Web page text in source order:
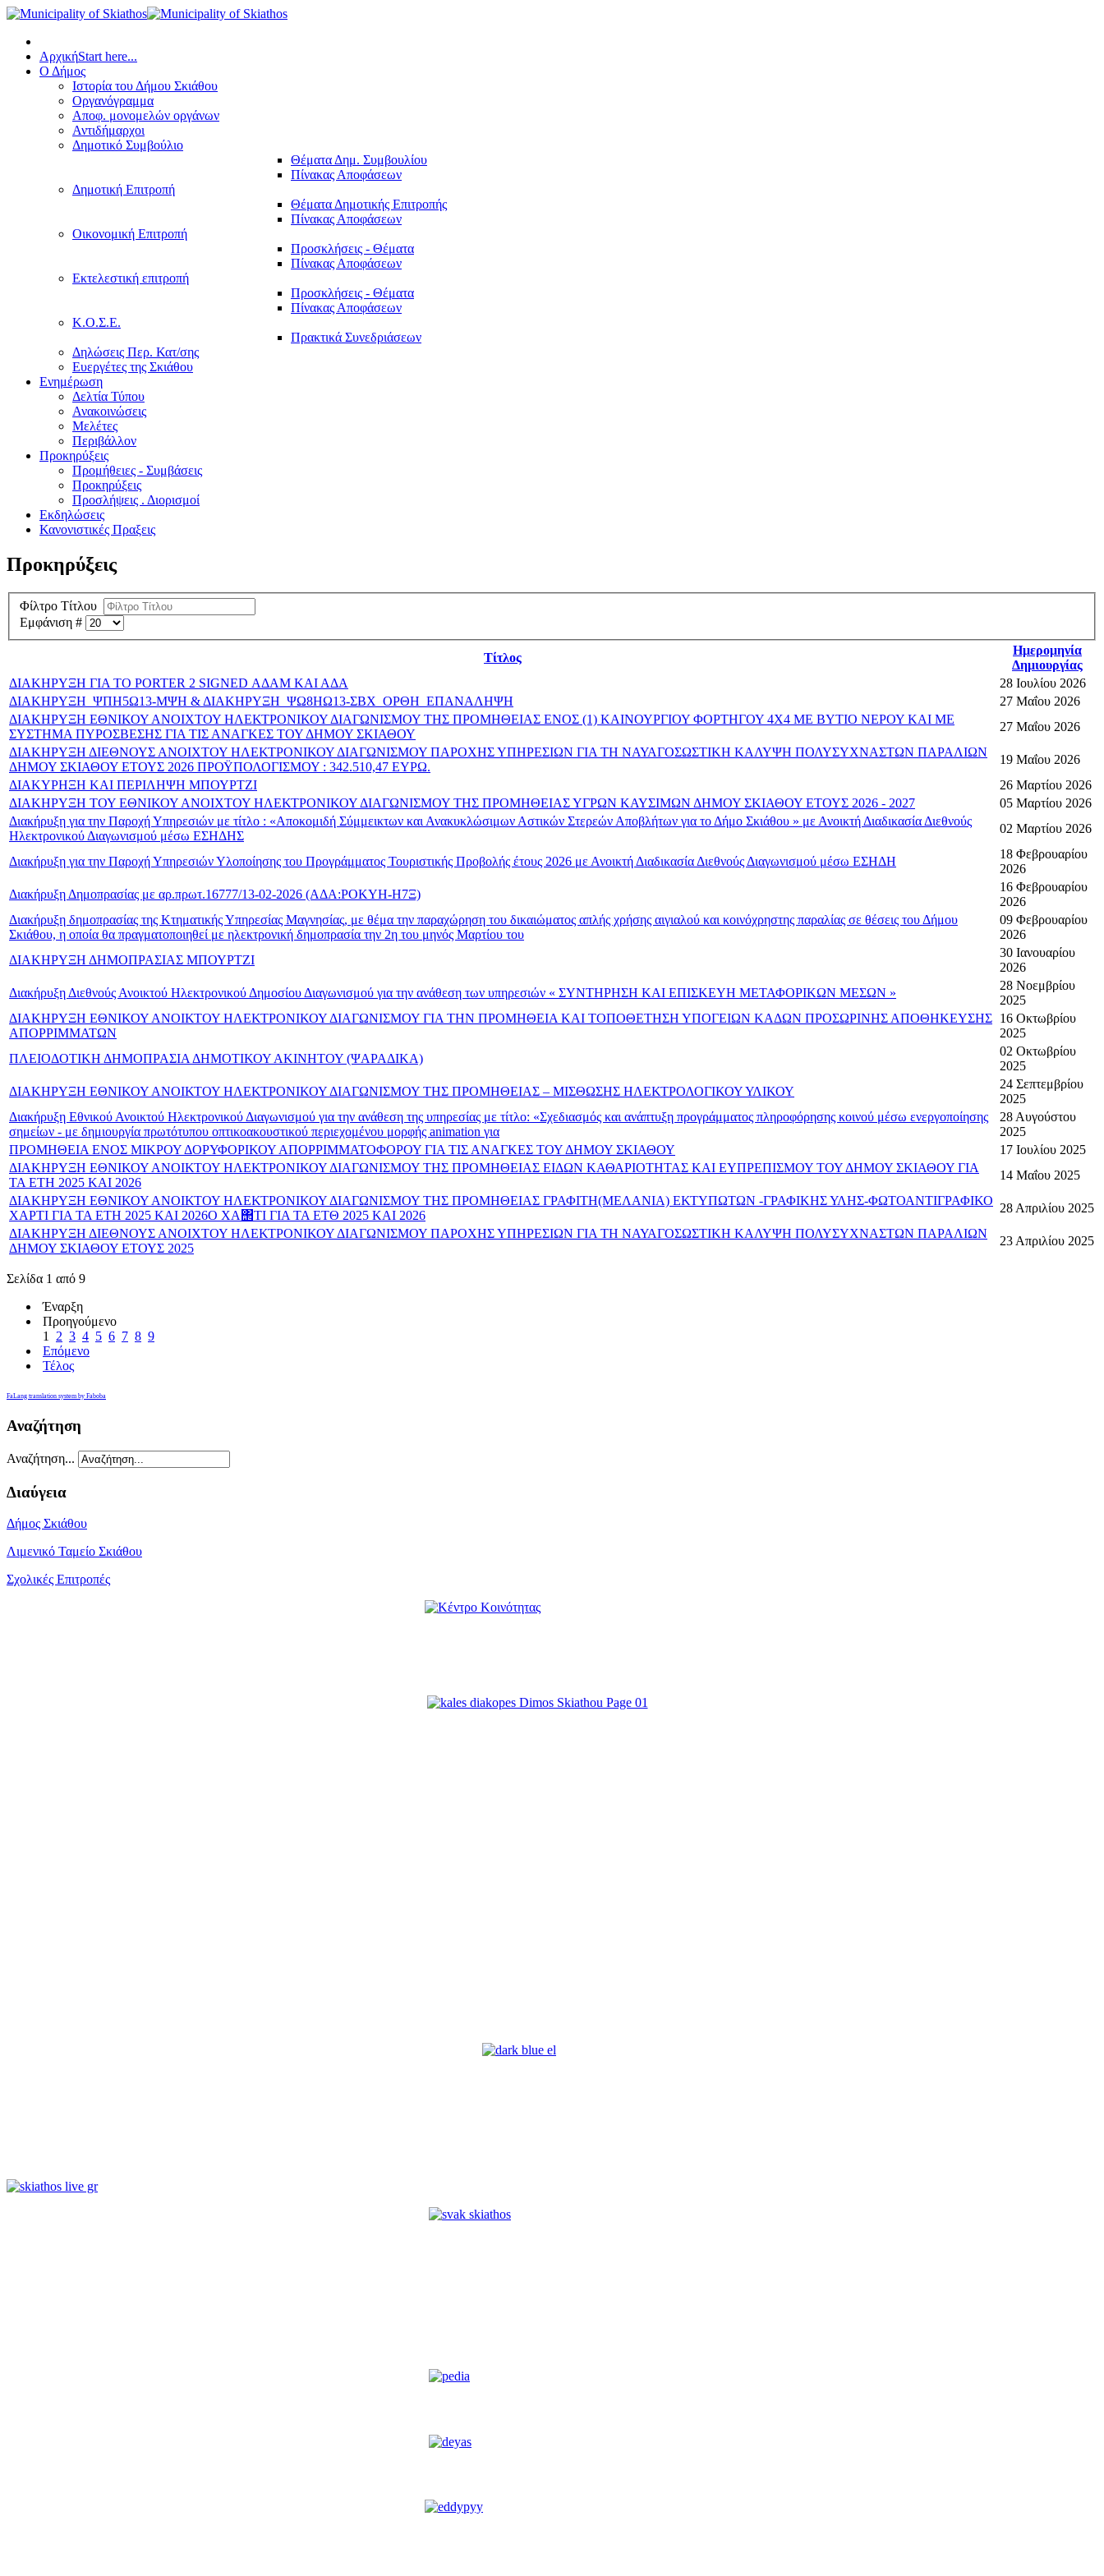
ΑρχικήStart here...
Ο Δήμος
Ιστορία του Δήμου Σκιάθου
Οργανόγραμμα
Αποφ. μονομελών οργάνων
Αντιδήμαρχοι
Δημοτικό Συμβούλιο
Θέματα Δημ. Συμβουλίου
Πίνακας Αποφάσεων
Δημοτική Επιτροπή
Θέματα Δημοτικής Επιτροπής
Πίνακας Αποφάσεων
Οικονομική Επιτροπή
Προσκλήσεις - Θέματα
Πίνακας Αποφάσεων
Εκτελεστική επιτροπή
Προσκλήσεις - Θέματα
Πίνακας Αποφάσεων
Κ.Ο.Σ.Ε.
Πρακτικά Συνεδριάσεων
Δηλώσεις Περ. Κατ/σης
Ευεργέτες της Σκιάθου
Ενημέρωση
Δελτία Τύπου
Ανακοινώσεις
Μελέτες
Περιβάλλον
Προκηρύξεις
Προμήθειες - Συμβάσεις
Προκηρύξεις
Προσλήψεις . Διορισμοί
Εκδηλώσεις
Κανονιστικές Πραξεις
Προκηρύξεις
Φίλτρο Τίτλου
Εμφάνιση #
Τίτλος
Ημερομηνία
Δημιουργίας
ΔΙΑΚΗΡΥΞΗ ΓΙΑ ΤΟ PORTER 2 SIGNED ΑΔΑΜ ΚΑΙ ΑΔΑ
28 Ιουλίου 2026
ΔΙΑΚΗΡΥΞΗ_ΨΠΗ5Ω13-ΜΨΗ & ΔΙΑΚΗΡΥΞΗ_ΨΩ8ΗΩ13-ΣΒΧ_ΟΡΘΗ_ΕΠΑΝΑΛΗΨΗ
27 Μαΐου 2026
ΔΙΑΚΗΡΥΞΗ ΕΘΝΙΚΟΥ ΑΝΟΙΧΤΟΥ ΗΛΕΚΤΡΟΝΙΚΟΥ ΔΙΑΓΩΝΙΣΜΟΥ ΤΗΣ ΠΡΟΜΗΘΕΙΑΣ ΕΝΟΣ (1) ΚΑΙΝΟΥΡΓΙΟΥ ΦΟΡΤΗΓΟΥ 4Χ4 ΜΕ ΒΥΤΙΟ ΝΕΡΟΥ ΚΑΙ ΜΕ
ΣΥΣΤΗΜΑ ΠΥΡΟΣΒΕΣΗΣ ΓΙΑ ΤΙΣ ΑΝΑΓΚΕΣ ΤΟΥ ΔΗΜΟΥ ΣΚΙΑΘΟΥ
27 Μαΐου 2026
ΔΙΑΚΗΡΥΞΗ ΔΙΕΘΝΟΥΣ ΑΝΟΙΧΤΟΥ ΗΛΕΚΤΡΟΝΙΚΟΥ ΔΙΑΓΩΝΙΣΜΟΥ ΠΑΡΟΧΗΣ ΥΠΗΡΕΣΙΩΝ ΓΙΑ ΤΗ ΝΑΥΑΓΟΣΩΣΤΙΚΗ ΚΑΛΥΨΗ ΠΟΛΥΣΥΧΝΑΣΤΩΝ ΠΑΡΑΛΙΩΝ
ΔΗΜΟΥ ΣΚΙΑΘΟΥ ΕΤΟΥΣ 2026 ΠΡΟΫΠΟΛΟΓΙΣΜΟΥ : 342.510,47 ΕΥΡΩ.
19 Μαΐου 2026
ΔΙΑΚΥΡΗΞΗ ΚΑΙ ΠΕΡΙΛΗΨΗ ΜΠΟΥΡΤΖΙ
26 Μαρτίου 2026
ΔΙΑΚΗΡΥΞΗ ΤΟΥ ΕΘΝΙΚΟΥ ΑΝΟΙΧΤΟΥ ΗΛΕΚΤΡΟΝΙΚΟΥ ΔΙΑΓΩΝΙΣΜΟΥ ΤΗΣ ΠΡΟΜΗΘΕΙΑΣ ΥΓΡΩΝ ΚΑΥΣΙΜΩΝ ΔΗΜΟΥ ΣΚΙΑΘΟΥ ΕΤΟΥΣ 2026 - 2027
05 Μαρτίου 2026
Διακήρυξη για την Παροχή Υπηρεσιών με τίτλο : «Αποκομιδή Σύμμεικτων και Ανακυκλώσιμων Αστικών Στερεών Αποβλήτων για το Δήμο Σκιάθου » με Ανοικτή Διαδικασία Διεθνούς
Ηλεκτρονικού Διαγωνισμού μέσω ΕΣΗΔΗΣ
02 Μαρτίου 2026
Διακήρυξη για την Παροχή Υπηρεσιών Υλοποίησης του Προγράμματος Τουριστικής Προβολής έτους 2026 με Ανοικτή Διαδικασία Διεθνούς Διαγωνισμού μέσω ΕΣΗΔΗ
18 Φεβρουαρίου
2026
Διακήρυξη Δημοπρασίας με αρ.πρωτ.16777/13-02-2026 (ΑΔΑ:ΡΟΚΥΗ-Η7Ξ)
16 Φεβρουαρίου
2026
Διακήρυξη δημοπρασίας της Κτηματικής Υπηρεσίας Μαγνησίας, με θέμα την παραχώρηση του δικαιώματος απλής χρήσης αιγιαλού και κοινόχρηστης παραλίας σε θέσεις του Δήμου
Σκιάθου, η οποία θα πραγματοπoιηθεί με ηλεκτρονική δημοπρασία την 2η του μηνός Μαρτίου του
09 Φεβρουαρίου
2026
ΔΙΑΚΗΡΥΞΗ ΔΗΜΟΠΡΑΣΙΑΣ ΜΠΟΥΡΤΖΙ
30 Ιανουαρίου
2026
Διακήρυξη Διεθνούς Ανοικτού Ηλεκτρονικού Δημοσίου Διαγωνισμού για την ανάθεση των υπηρεσιών « ΣΥΝΤΗΡΗΣΗ ΚΑΙ ΕΠΙΣΚΕΥΗ ΜΕΤΑΦΟΡΙΚΩΝ ΜΕΣΩΝ »
28 Νοεμβρίου
2025
ΔΙΑΚΗΡΥΞΗ ΕΘΝΙΚΟΥ ΑΝΟΙΚΤΟΥ ΗΛΕΚΤΡΟΝΙΚΟΥ ΔΙΑΓΩΝΙΣΜΟΥ ΓΙΑ ΤΗΝ ΠΡΟΜΗΘΕΙΑ ΚΑΙ ΤΟΠΟΘΕΤΗΣΗ ΥΠΟΓΕΙΩΝ ΚΑΔΩΝ ΠΡΟΣΩΡΙΝΗΣ ΑΠΟΘΗΚΕΥΣΗΣ
ΑΠΟΡΡΙΜΜΑΤΩΝ
16 Οκτωβρίου
2025
ΠΛΕΙΟΔΟΤΙΚΗ ΔΗΜΟΠΡΑΣΙΑ ΔΗΜΟΤΙΚΟΥ ΑΚΙΝΗΤΟΥ (ΨΑΡΑΔΙΚΑ)
02 Οκτωβρίου
2025
ΔΙΑΚΗΡΥΞΗ ΕΘΝΙΚΟΥ ΑΝΟΙΚΤΟΥ ΗΛΕΚΤΡΟΝΙΚΟΥ ΔΙΑΓΩΝΙΣΜΟΥ ΤΗΣ ΠΡΟΜΗΘΕΙΑΣ – ΜΙΣΘΩΣΗΣ ΗΛΕΚΤΡΟΛΟΓΙΚΟΥ ΥΛΙΚΟΥ
24 Σεπτεμβρίου
2025
Διακήρυξη Εθνικού Ανοικτού Ηλεκτρονικού Διαγωνισμού για την ανάθεση της υπηρεσίας με τίτλο: «Σχεδιασμός και ανάπτυξη προγράμματος πληροφόρησης κοινού μέσω ενεργοποίησης
σημείων - με δημιουργία πρωτότυπου οπτικοακουστικού περιεχομένου μορφής animation για
28 Αυγούστου
2025
ΠΡΟΜΗΘΕΙΑ ΕΝΟΣ ΜΙΚΡΟΥ ΔΟΡΥΦΟΡΙΚΟΥ ΑΠΟΡΡΙΜΜΑΤΟΦΟΡΟΥ ΓΙΑ ΤΙΣ ΑΝΑΓΚΕΣ ΤΟΥ ΔΗΜΟΥ ΣΚΙΑΘΟΥ
17 Ιουλίου 2025
ΔΙΑΚΗΡΥΞΗ ΕΘΝΙΚΟΥ ΑΝΟΙΚΤΟΥ ΗΛΕΚΤΡΟΝΙΚΟΥ ΔΙΑΓΩΝΙΣΜΟΥ ΤΗΣ ΠΡΟΜΗΘΕΙΑΣ ΕΙΔΩΝ ΚΑΘΑΡΙΟΤΗΤΑΣ ΚΑΙ ΕΥΠΡΕΠΙΣΜΟΥ ΤΟΥ ΔΗΜΟΥ ΣΚΙΑΘΟΥ ΓΙΑ
ΤΑ ΕΤΗ 2025 ΚΑΙ 2026
14 Μαΐου 2025
ΔΙΑΚΗΡΥΞΗ ΕΘΝΙΚΟΥ ΑΝΟΙΚΤΟΥ ΗΛΕΚΤΡΟΝΙΚΟΥ ΔΙΑΓΩΝΙΣΜΟΥ ΤΗΣ ΠΡΟΜΗΘΕΙΑΣ ΓΡΑΦΙΤΗ(ΜΕΛΑΝΙΑ) ΕΚΤΥΠΩΤΩΝ -ΓΡΑΦΙΚΗΣ ΥΛΗΣ-ΦΩΤΟΑΝΤΙΓΡΑΦΙΚΟ
ΧΑΡΤΙ ΓΙΑ ΤΑ ΕΤΗ 2025 ΚΑΙ 2026Ο ΧΑ΢ΤΙ ΓΙΑ ΤΑ ΕΤΘ 2025 ΚΑΙ 2026
28 Απριλίου 2025
ΔΙΑΚΗΡΥΞΗ ΔΙΕΘΝΟΥΣ ΑΝΟΙΧΤΟΥ ΗΛΕΚΤΡΟΝΙΚΟΥ ΔΙΑΓΩΝΙΣΜΟΥ ΠΑΡΟΧΗΣ ΥΠΗΡΕΣΙΩΝ ΓΙΑ ΤΗ ΝΑΥΑΓΟΣΩΣΤΙΚΗ ΚΑΛΥΨΗ ΠΟΛΥΣΥΧΝΑΣΤΩΝ ΠΑΡΑΛΙΩΝ
ΔΗΜΟΥ ΣΚΙΑΘΟΥ ΕΤΟΥΣ 2025
23 Απριλίου 2025
Σελίδα 1 από 9
Έναρξη
Προηγούμενο
1 2 3 4 5 6 7 8 9
Επόμενο
Τέλος
FaLang translation system by Faboba
Αναζήτηση
Αναζήτηση...
Διαύγεια
Δήμος Σκιάθου
Λιμενικό Ταμείο Σκιάθου
Σχολικές Επιτροπές